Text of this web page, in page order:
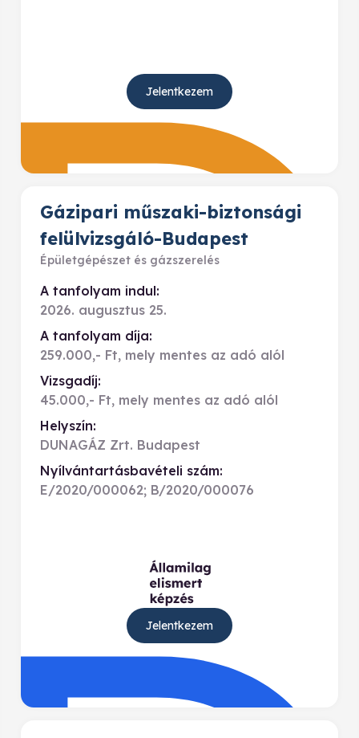
Jelentkezem
Gázipari műszaki-biztonsági
felülvizsgáló-Budapest
Épületgépészet és gázszerelés
A tanfolyam indul:
2026. augusztus 25.
A tanfolyam díja:
259.000,- Ft, mely mentes az adó alól
Vizsgadíj:
45.000,- Ft, mely mentes az adó alól
Helyszín:
DUNAGÁZ Zrt. Budapest
Nyílvántartásbavételi szám:
E/2020/000062; B/2020/000076
Jelentkezem